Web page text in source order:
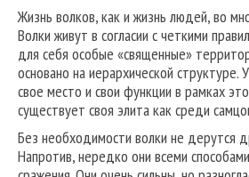
Жизнь волков, как и жизнь людей, во
Волки живут в согласии с четкими
для себя особые «священные»
основано на иерархической структуре.
свое место и свои функции в рамках
существует своя элита как среди
Без необходимости волки не дерутся
Напротив, нередко они всеми